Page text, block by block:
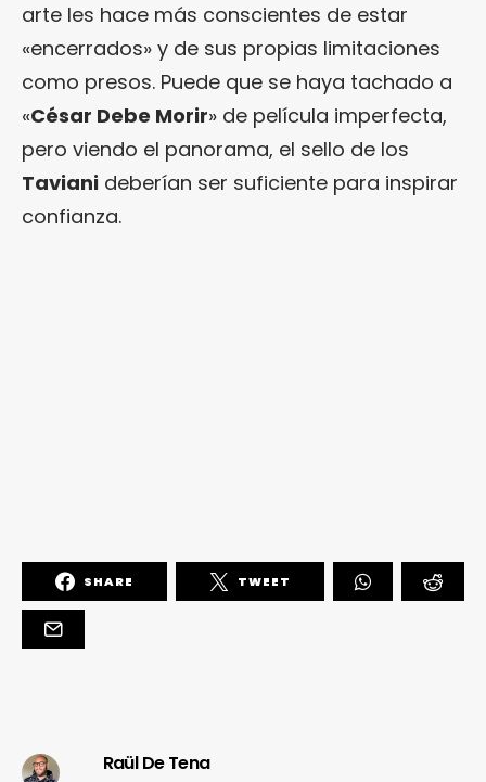
arte les hace más conscientes de estar
«encerrados» y de sus propias limitaciones
como presos. Puede que se haya tachado a
«César Debe Morir» de película imperfecta,
pero viendo el panorama, el sello de los
Taviani deberían ser suficiente para inspirar
confianza.
SHARE TWEET
Raül De Tena